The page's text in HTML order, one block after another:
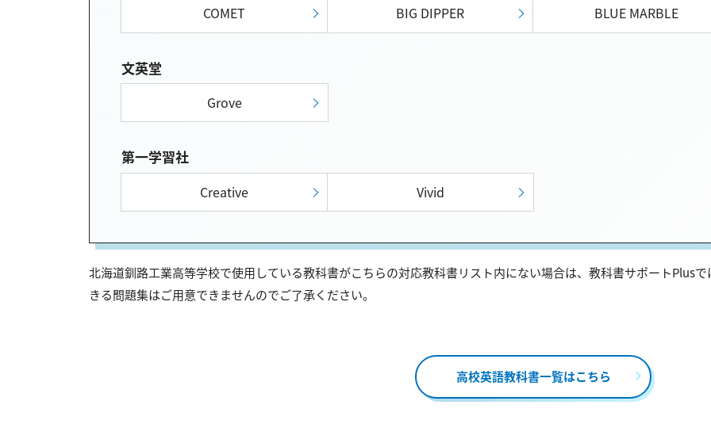
COMET BIG DIPPER BLUE MARBLE
文英堂
Grove
第一学習社
Creative Vivid
北海道釧路工業高等学校で使用している教科書がこちらの対応教科書リスト内にない場合は、教科書サポートPlus
きる問題集はご用意できませんのでご了承ください。
高校英語教科書一覧はこちら